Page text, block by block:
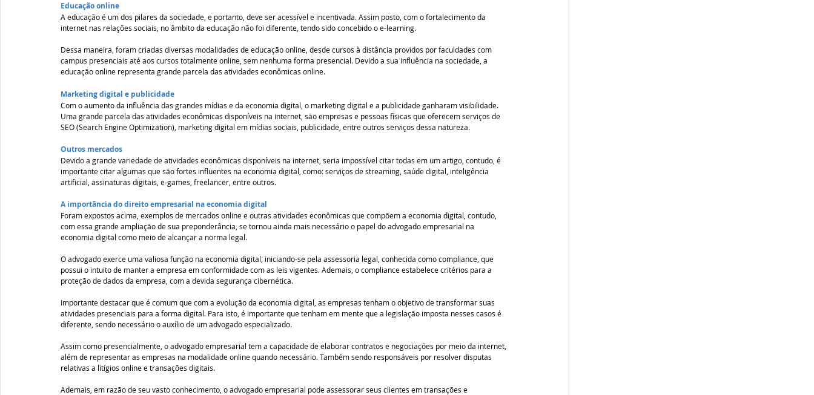
Educação online
A educação é um dos pilares da sociedade, e portanto, deve ser acessível e incentivada. Assim posto, com o fortalecimento da
internet nas relações sociais, no âmbito da educação não foi diferente, tendo sido concebido o e-learning.
Dessa maneira, foram criadas diversas modalidades de educação online, desde cursos à distância providos por faculdades com
campus presenciais até aos cursos totalmente online, sem nenhuma forma presencial. Devido a sua influência na sociedade, a
educação online representa grande parcela das atividades econômicas online.
Marketing digital e publicidade
Com o aumento da influência das grandes mídias e da economia digital, o marketing digital e a publicidade ganharam visibilidade.
Uma grande parcela das atividades econômicas disponíveis na internet, são empresas e pessoas físicas que oferecem serviços de
SEO (Search Engine Optimization), marketing digital em mídias sociais, publicidade, entre outros serviços dessa natureza.
Outros mercados
Devido a grande variedade de atividades econômicas disponíveis na internet, seria impossível citar todas em um artigo, contudo, é
importante citar algumas que são fortes influentes na economia digital, como: serviços de streaming, saúde digital, inteligência
artificial, assinaturas digitais, e-games, freelancer, entre outros.
A importância do direito empresarial na economia digital
Foram expostos acima, exemplos de mercados online e outras atividades econômicas que compõem a economia digital, contudo,
com essa grande ampliação de sua preponderância, se tornou ainda mais necessário o papel do advogado empresarial na
economia digital como meio de alcançar a norma legal.
O advogado exerce uma valiosa função na economia digital, iniciando-se pela assessoria legal, conhecida como compliance, que
possui o intuito de manter a empresa em conformidade com as leis vigentes. Ademais, o compliance estabelece critérios para a
proteção de dados da empresa, com a devida segurança cibernética.
Importante destacar que é comum que com a evolução da economia digital, as empresas tenham o objetivo de transformar suas
atividades presenciais para a forma digital. Para isto, é importante que tenham em mente que a legislação imposta nesses casos é
diferente, sendo necessário o auxílio de um advogado especializado.
Assim como presencialmente, o advogado empresarial tem a capacidade de elaborar contratos e negociações por meio da internet,
além de representar as empresas na modalidade online quando necessário. Também sendo responsáveis por resolver disputas
relativas a litígios online e transações digitais.
Ademais, em razão de seu vasto conhecimento, o advogado empresarial pode assessorar seus clientes em transações e